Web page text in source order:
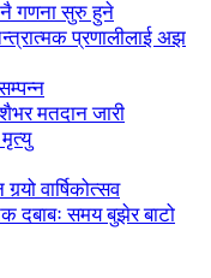
नै गणना सुरु हुने
प्रणालीलाई अझ
मतदान जारी
वार्षिकोत्सव
दबाबः समय बुझेर बाटो